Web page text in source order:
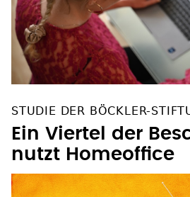
STUDIE DER BÖCKLER-
Ein Viertel der
nutzt Homeoffice